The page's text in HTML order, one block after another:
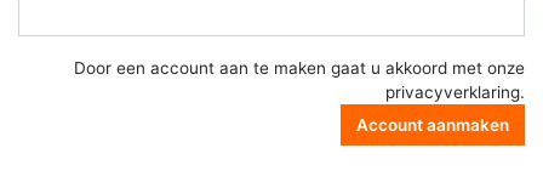
Door een account aan te maken gaat u akkoord met onze
privacyverklaring.
Account aanmaken